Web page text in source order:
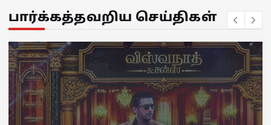
பார்க்கத்தவறிய செய்திகள்